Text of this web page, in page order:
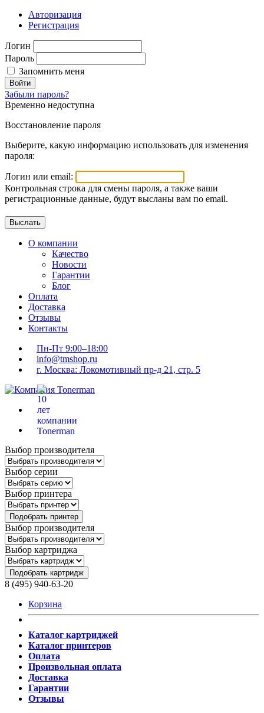
Авторизация
Регистрация
Логин
Пароль
Запомнить меня
Войти
Забыли пароль?
Временно недоступна
Восстановление пароля
Выберите, какую информацию использовать для изменения
пароля:
Логин или email:
Контрольная строка для смены пароля, а также ваши
регистрационные данные, будут высланы вам по email.
О компании
Качество
Новости
Гарантии
Блог
Оплата
Доставка
Отзывы
Контакты
Пн-Пт 9:00–18:00
info@tmshop.ru
г. Москва: Локомотивный пр-д 21, стр. 5
Выбор производителя
Выбор серии
Выбор принтера
Подобрать принтер
Выбор производителя
Выбор картриджа
Подобрать картридж
8 (495) 940-63-20
Корзина
Каталог картриджей
Каталог принтеров
Оплата
Произвольная оплата
Доставка
Гарантии
Отзывы